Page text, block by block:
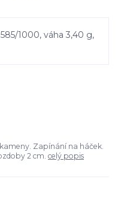
Zapínání na háček.
2 cm. celý popis